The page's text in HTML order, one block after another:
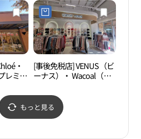
店(산
프리
)
レミアムアウトレットヨ
ジュ（驪州）店(록시땅
신세계사이먼프리미엄아
울렛 여주점)
・
レミア
신세
아울렛
[事後免税店] VENUS（ビ
ーナス）・ Wacoal（ワ
ンプレミアムアウトレッ
トヨジュ（驪州）店(비
너스/와코루 신세계사이
もっと見る